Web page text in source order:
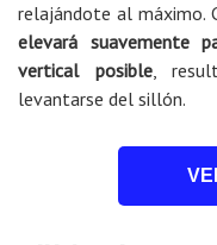
relajándote al máximo.
elevará suavemente
vertical posible,
levantarse del sillón.